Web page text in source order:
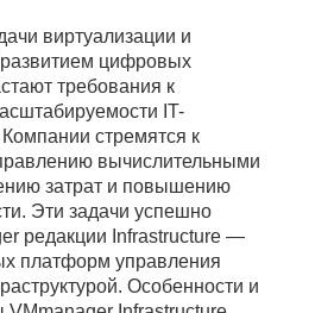
виртуализации и
цифровых
требования к
IT-
стремятся к
вычислительными
затрат и повышению
Эти задачи успешно
редакции Infrastructure —
платформ управления
Особенности и